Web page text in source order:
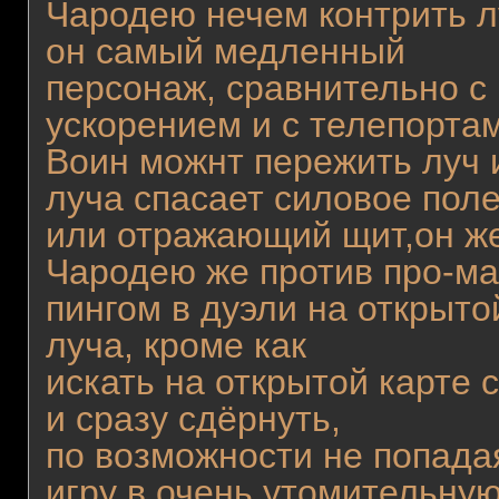
Чародею нечем контрить
он самый медленный
персонаж, сравнительно
ускорением и с
Воин можнт пережить луч
луча спасает силовое
или отражающий щит,он
Чародею же против про-
пингом в дуэли на
луча, кроме как
искать на открытой
и сразу сдёрнуть,
по возможности не